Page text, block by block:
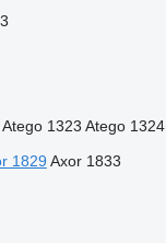
Atego 1323 Atego 1324
1829 Axor 1833